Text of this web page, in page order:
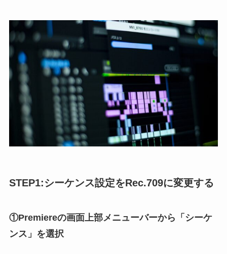
STEP1:シーケンス設定をRec.709に変更する
①Premiereの画面上部メニューバーから「シーケ
ンス」を選択